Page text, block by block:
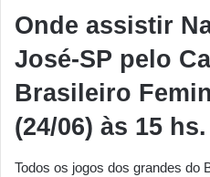
Onde assistir
José-SP pelo
Brasileiro
(24/06) às 15 hs.
Todos os jogos dos grandes do